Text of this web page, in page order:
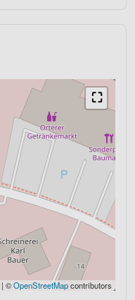
⛶
| ©OpenStreetMapcontributors